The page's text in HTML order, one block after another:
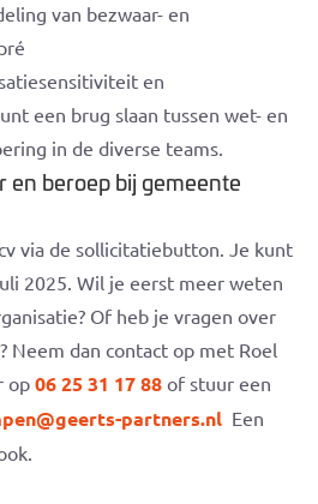
van bezwaar- en
en
een brug slaan tussen wet- en
in de diverse teams.
beroep bij gemeente
via de sollicitatiebutton. Je kunt
2025. Wil je eerst meer weten
Of heb je vragen over
Neem dan contact op met Roel
op 06 25 31 17 88 of stuur een
partners.nl Een